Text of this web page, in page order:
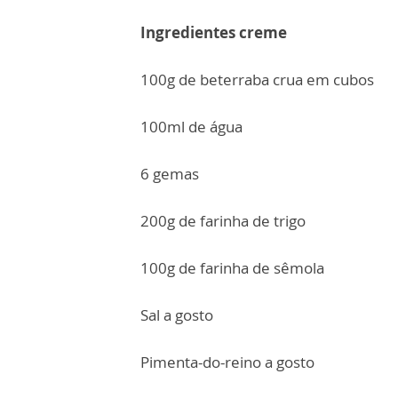
Ingredientes creme
100g de beterraba crua em cubos
100ml de água
6 gemas
200g de farinha de trigo
100g de farinha de sêmola
Sal a gosto
Pimenta-do-reino a gosto